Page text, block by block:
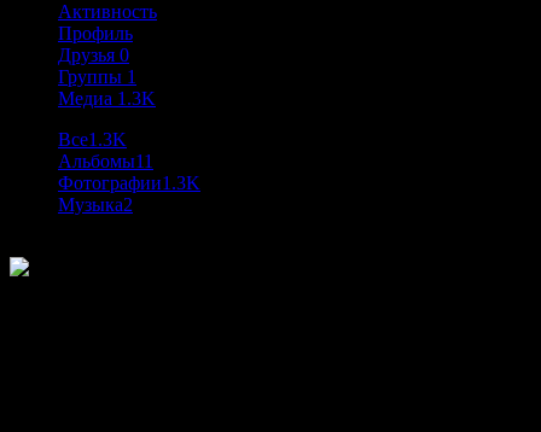
Активность
Профиль
Друзья 0
Группы 1
Медиа 1.3K
Все1.3K
Альбомы11
Фотографии1.3K
Музыка2